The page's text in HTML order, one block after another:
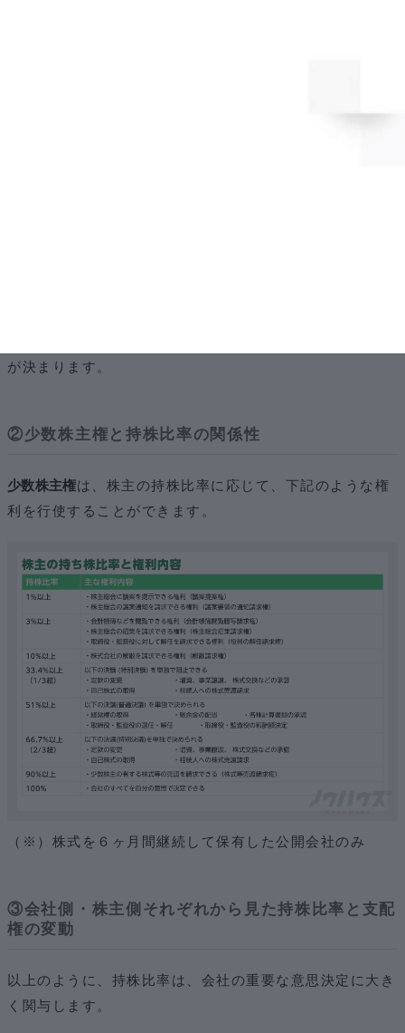
が決まります。
②少数株主権と持株比率の関係性
少数株主権は、株主の持株比率に応じて、下記のような権
利を行使することができます。
（※）株式を６ヶ月間継続して保有した公開会社のみ
③会社側・株主側それぞれから見た持株比率と支配
権の変動
以上のように、持株比率は、会社の重要な意思決定に大き
く関与します。